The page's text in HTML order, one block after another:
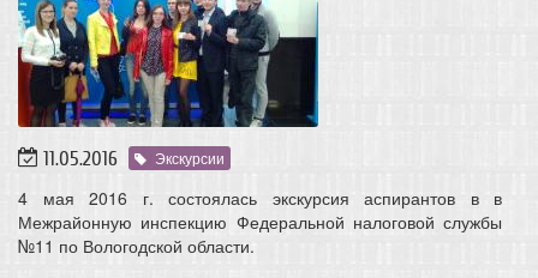
11.05.2016 Экскурсии
4 мая 2016 г. состоялась экскурсия аспирантов в в
Межрайонную инспекцию Федеральной налоговой службы
№11 по Вологодской области.